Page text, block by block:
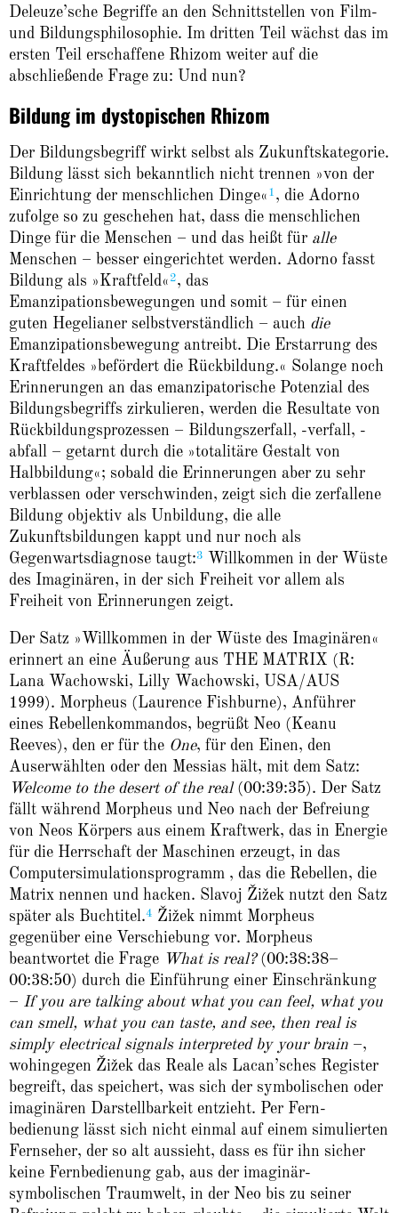
Deleuze’sche Begriffe an den Schnittstellen von Film-
und Bildungsphilosophie. Im dritten Teil wächst das im
ersten Teil erschaffene Rhizom weiter auf die
abschließende Frage zu: Und nun?
Bildung im dystopischen Rhizom
Der Bildungsbegriff wirkt selbst als Zukunftskategorie.
Bildung lässt sich bekanntlich nicht trennen »von der
Einrichtung der menschlichen Dinge« 1 , die Adorno
zufolge so zu geschehen hat, dass die mensch­lichen
Dinge für die Menschen – und das heißt für alle
Menschen – besser eingerichtet werden. Adorno fasst
Bildung als »Kraftfeld« 2, das
Emanzipationsbewegungen und somit – für einen
guten Hegelianer selbstverständlich – auch die
Emanzipationsbewegung antreibt. Die Erstarrung des
Kraftfeldes »befördert die Rückbildung.« Solange noch
Erinnerungen an das emanzipatorische Potenzial des
Bildungsbegriffs zirkulieren, werden die Resultate von
Rück­bildungs­­prozessen – Bildungszerfall, -verfall, -
abfall – getarnt durch die »totalitäre Gestalt von
Halbbildung«; sobald die Erinnerungen aber zu sehr
verblassen oder verschwinden, zeigt sich die zerfallene
Bildung objektiv als Unbildung, die alle
Zukunftsbildungen kappt und nur noch als
Gegenwartsdiagnose taugt:3
Willkommen in der Wüste
des Imaginären, in der sich Freiheit vor allem als
Freiheit von Erinnerungen zeigt.
Der Satz »Willkommen in der Wüste des Imaginären«
erinnert an eine Äußerung aus THE MATRIX (R:
Lana Wachowski, Lilly Wachowski, USA/AUS
1999). Morpheus (Laurence Fishburne), Anführer
eines Rebellenkommandos, begrüßt Neo (Keanu
Reeves), den er für the One, für den Einen, den
Auserwählten oder den Messias hält, mit dem Satz:
Welcome to the desert of the real(00:39:35). Der Satz
fällt während Morpheus und Neo nach der Befreiung
von Neos Körpers aus einem Kraftwerk, das in Energie
für die Herrschaft der Maschinen erzeugt, in das
Computersimulationsprogramm , das die Rebellen, die
Matrix nennen und hacken. Slavoj Žižek nutzt den Satz
später als Buchtitel.4 Žižek nimmt Morpheus
gegenüber eine Ver­schiebung vor. Morpheus
beantwortet die Frage What is real?(00:38:38–
00:38:50) durch die Einführung einer Einschränkung
– If you are talking about what you can feel, what you
can smell, what you can taste, and see, then real is
simply electrical signals interpreted by your brain –,
wohingegen Žižek das Reale als Lacan’sches Register
begreift, das speichert, was sich der symbolischen oder
imaginären Darstellbarkeit entzieht. Per Fern­
bedienung lässt sich nicht einmal auf einem simulierten
Fernseher, der so alt aussieht, dass es für ihn sicher
keine Fernbedienung gab, aus der imaginär-
symbolischen Traumwelt, in der Neo bis zu seiner